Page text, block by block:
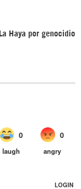
Haya por genocidio